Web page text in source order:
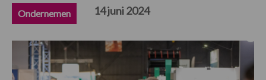
Ondernemen 14 juni 2024